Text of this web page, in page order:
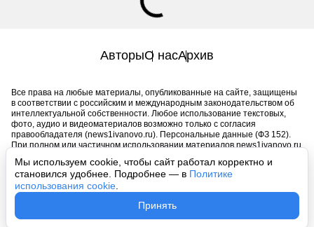
Мы используем cookie, чтобы сайт работал корректно и
становился удобнее. Подробнее — в Политике
использования cookie
Принять
АвторыО насАрхив
Все права на любые материалы, опубликованные на сайте, защищены
в соответствии с российским и международным законодательством об
интеллектуальной собственности. Любое использование текстовых,
фото, аудио и видеоматериалов возможно только с согласия
правообладателя (news1ivanovo.ru). Персональные данные (ФЗ 152).
При полном или частичном использовании материалов news1ivanovo.ru
обязательна. Запрещено для детей. Оригинал текста:
https://news1ivanovo.ru/
Пользовательское соглашение